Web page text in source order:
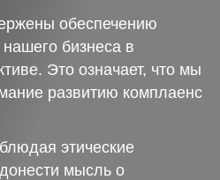
обеспечению
нашего бизнеса в
Это означает, что мы
развитию комплаенс
этические
мысль о